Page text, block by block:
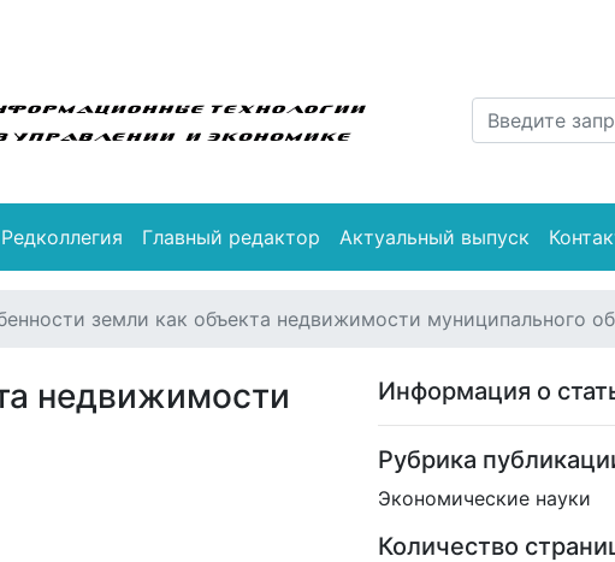
Редколлегия Главный редактор Актуальный выпуск
земли как объекта недвижимости муниципального
недвижимости
Информация о
Рубрика
Экономические науки
Количество